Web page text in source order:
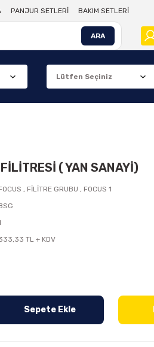
PANJUR SETLERİ BAKIM SETLERİ
ARA
( YAN SANAYİ)
, FİLİTRE GRUBU , FOCUS 1
TL + KDV
Sepete Ekle